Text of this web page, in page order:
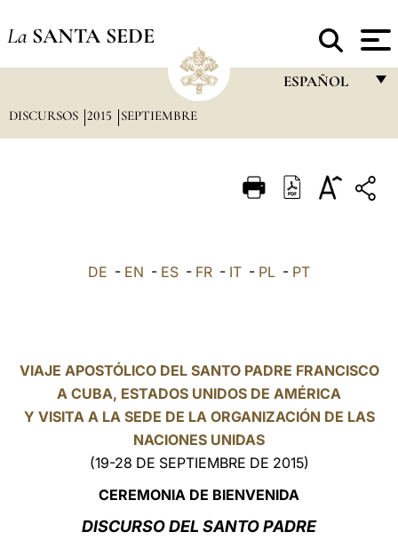
La SANTA SEDE
ESPAÑOL
ITALIANO
中文
LATINE
DISCURSOS 2015 SEPTIEMBRE
DE - EN - ES - FR - IT - PL - PT
VIAJE APOSTÓLICO DEL SANTO PADRE FRANCISCO
A CUBA, ESTADOS UNIDOS DE AMÉRICA
Y VISITA A LA SEDE DE LA ORGANIZACIÓN DE LAS
NACIONES UNIDAS
(19-28 DE SEPTIEMBRE DE 2015)
CEREMONIA DE BIENVENIDA
DISCURSODEL SANTO PADRE